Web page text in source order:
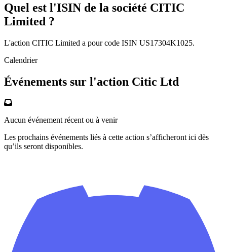
Quel est l'ISIN de la société CITIC
Limited ?
L'action CITIC Limited a pour code ISIN US17304K1025.
Calendrier
Événements sur l'action Citic Ltd
Aucun événement récent ou à venir
Les prochains événements liés à cette action s’afficheront ici dès
qu’ils seront disponibles.